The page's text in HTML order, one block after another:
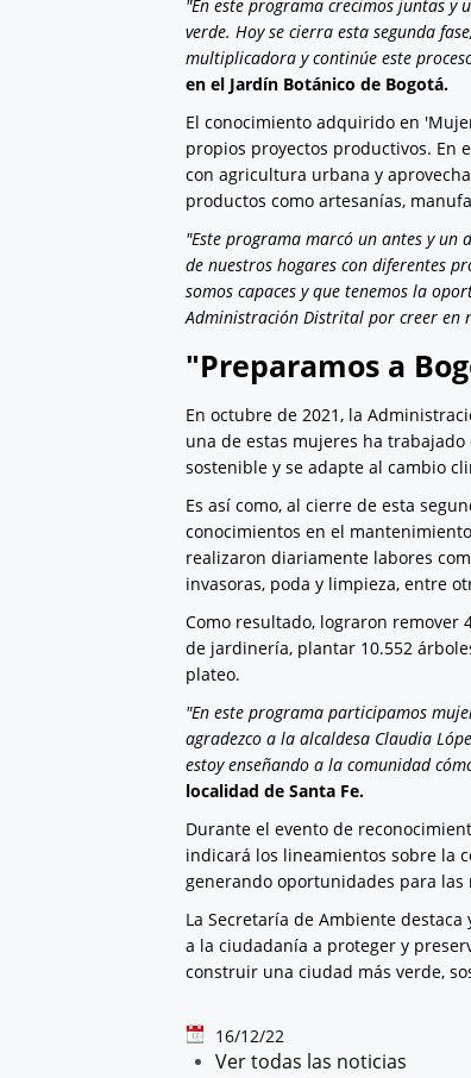
"En este programa crecimos juntas y
verde. Hoy se cierra esta segunda
multiplicadora y continúe este
en el Jardín Botánico de Bogotá.
El conocimiento adquirido en
propios proyectos productivos. En
con agricultura urbana y
productos como artesanías,
"Este programa marcó un antes y un
de nuestros hogares con diferentes
somos capaces y que tenemos la
Administración Distrital por creer en
"Preparamos a
En octubre de 2021, la
una de estas mujeres ha
sostenible y se adapte al cambio
Es así como, al cierre de esta
conocimientos en el
realizaron diariamente labores
invasoras, poda y limpieza, entre
Como resultado, lograron remover
de jardinería, plantar 10.552
plateo.
"En este programa participamos
agradezco a la alcaldesa Claudia
estoy enseñando a la comunidad
localidad de Santa Fe.
Durante el evento de
indicará los lineamientos sobre la
generando oportunidades para las
La Secretaría de Ambiente
a la ciudadanía a proteger y
construir una ciudad más verde,
16/12/22
Ver todas las noticias